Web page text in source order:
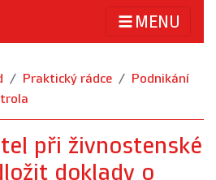
MENU
Praktický rádce
Podnikání
při živnostenské
doklady o